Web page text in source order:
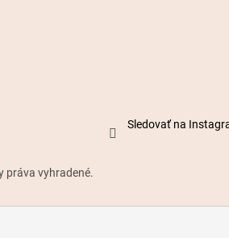
Sledovať na
práva vyhradené.